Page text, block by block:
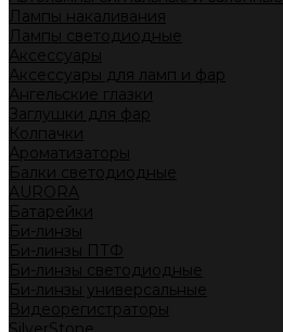
Лампы накаливания
Лампы светодиодные
Аксессуары
Аксессуары для ламп и фар
Ангельские глазки
Заглушки для фар
Колпачки
Ароматизаторы
Балки светодиодные
AURORA
Батарейки
Би-линзы
Би-линзы ПТФ
Би-линзы светодиодные
Би-линзы универсальные
Видеорегистраторы